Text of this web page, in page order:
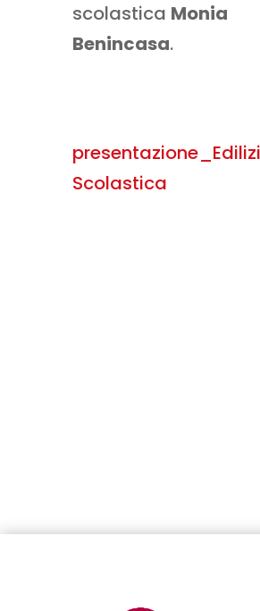
scolastica Monia
Benincasa.
Scolastica